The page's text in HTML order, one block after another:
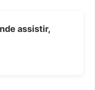
assistir,